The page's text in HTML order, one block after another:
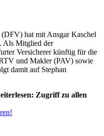
hat mit Ansgar Kaschel
Als Mitglied der
Versicherer künftig für die
und Makler (PAV) sowie
damit auf Stephan
Zugriff zu allen